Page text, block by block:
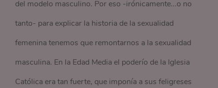
del modelo masculino. Por eso -irónicamente...o no
tanto- para explicar la historia de la sexualidad
femenina tenemos que remontarnos a la sexualidad
masculina. En la Edad Media el poderío de la Iglesia
Católica era tan fuerte, que imponía a sus feligreses